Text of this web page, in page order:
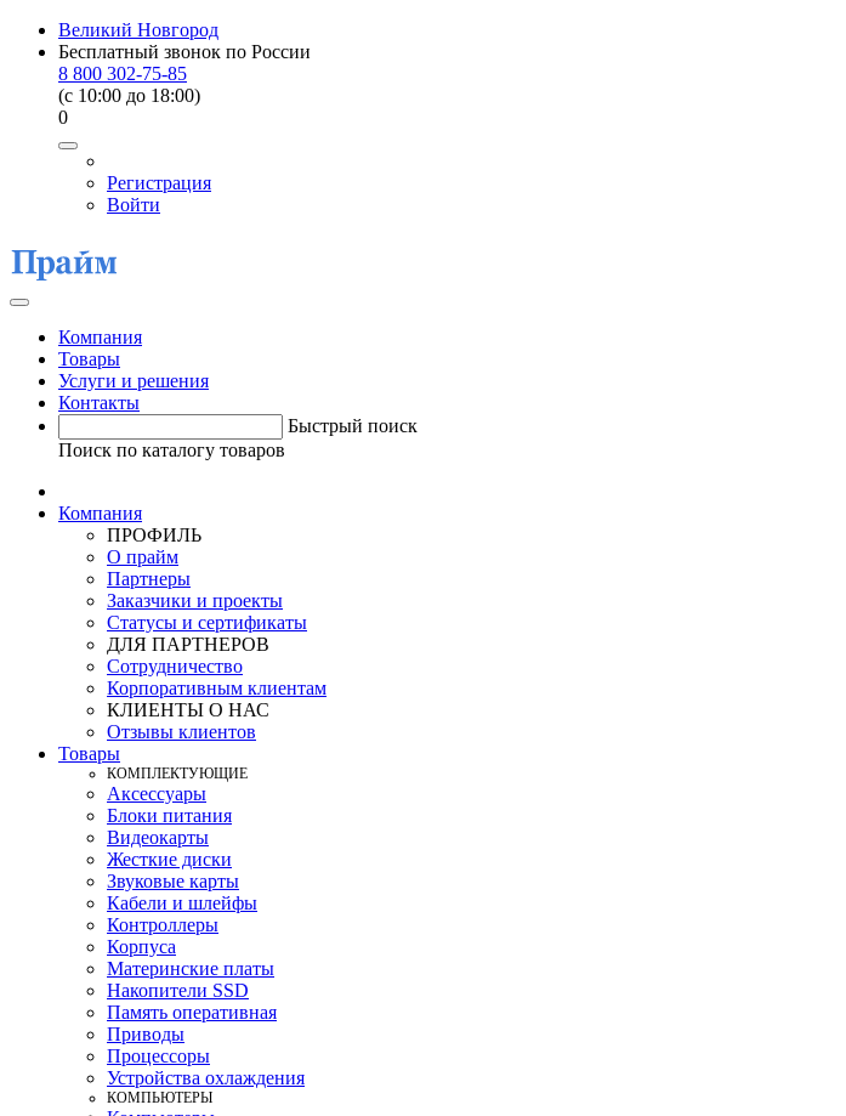
Великий Новгород
Бесплатный звонок по России
8 800 302-75-85
(c 10:00 до 18:00)
0
Регистрация
Войти
Компания
Товары
Услуги и решения
Контакты
Быстрый поиск
Поиск по каталогу товаров
Компания
ПРОФИЛЬ
О прайм
Партнеры
Заказчики и проекты
Статусы и сертификаты
ДЛЯ ПАРТНЕРОВ
Сотрудничество
Корпоративным клиентам
КЛИЕНТЫ О НАС
Отзывы клиентов
Товары
КOМПЛЕКТУЮЩИЕ
Аксессуары
Блоки питания
Видеокарты
Жесткие диски
Звуковые карты
Кабели и шлейфы
Контроллеры
Корпуса
Материнские платы
Накопители SSD
Память оперативная
Приводы
Процессоры
Устройства охлаждения
КОМПЬЮТЕРЫ